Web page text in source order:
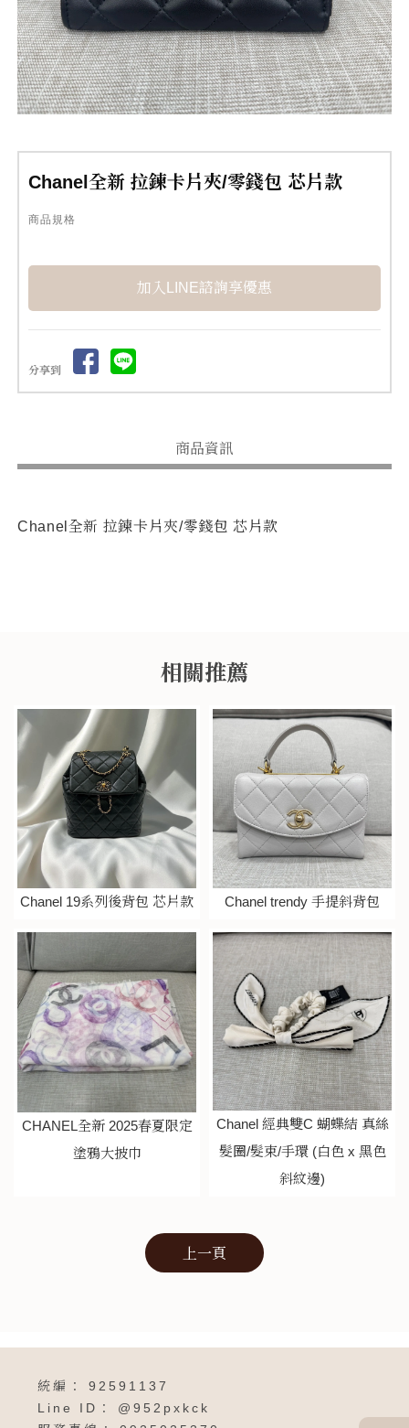
Chanel全新 拉鍊卡片夾/零錢包 芯片款
商品規格
加入LINE諮詢享優惠
分享到
商品資訊
Chanel全新 拉鍊卡片夾/零錢包 芯片款
Chanel 19系列後背包 芯片款 Chanel trendy 手提斜背包
CHANEL全新 2025春夏限定
塗鴉大披巾
Chanel 經典雙C 蝴蝶結 真絲
髮圈/髮束/手環 (白色 x 黑色
斜紋邊)
上一頁
92591137
@952pxkck